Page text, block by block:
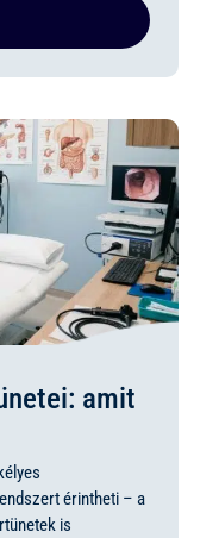
amit
érintheti – a
is